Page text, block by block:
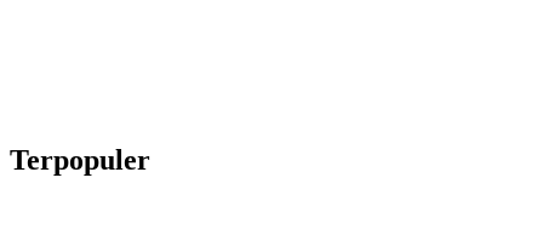
Terpopuler